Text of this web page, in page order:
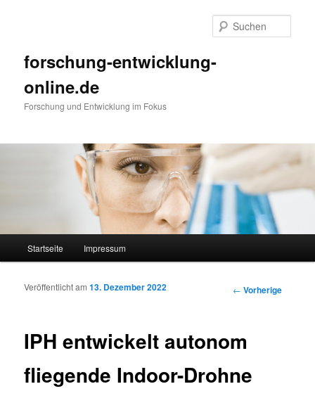
forschung-entwicklung-
online.de
Forschung und Entwicklung im Fokus
Zum Inhalt wechseln
Zum sekundären Inhalt wechseln
Startseite Impressum
Artikelnavigation
← Vorherige
IPH entwickelt autonom
fliegende Indoor-Drohne
Veröffentlicht am13. Dezember 2022